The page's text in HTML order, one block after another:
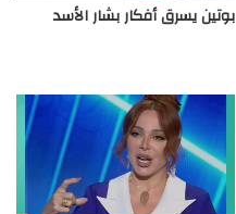
بوتين يسرق أفكار بشار الأسد